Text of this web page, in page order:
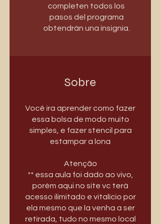
completen todos los
pasos del programa
obtendrán una insignia.
Sobre
Você ira aprender como fazer
essa bolsa de modo muito
simples, e fazer stencil para
estampar a lona
Atenção
** essa aula foi dado ao vivo,
porém aqui no site vc terá
acesso ilimitado e vitalício por
ela mesmo que la venha a ser
retirada, tudo no mesmo local